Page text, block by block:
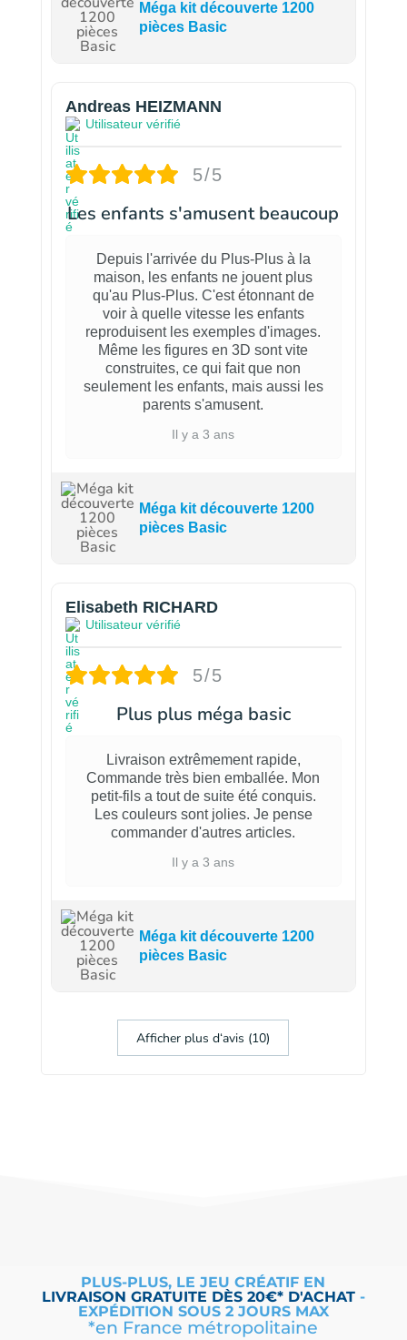
Méga kit découverte 1200
pièces Basic
Andreas HEIZMANN
Utilisateur vérifié
5/5
Les enfants s'amusent beaucoup
Depuis l'arrivée du Plus-Plus à la
maison, les enfants ne jouent plus
qu'au Plus-Plus. C'est étonnant de
voir à quelle vitesse les enfants
reproduisent les exemples d'images.
Même les figures en 3D sont vite
construites, ce qui fait que non
seulement les enfants, mais aussi les
parents s'amusent.
Il y a 3 ans
Méga kit découverte 1200
pièces Basic
Elisabeth RICHARD
Utilisateur vérifié
5/5
Plus plus méga basic
Livraison extrêmement rapide,
Commande très bien emballée. Mon
petit-fils a tout de suite été conquis.
Les couleurs sont jolies. Je pense
commander d'autres articles.
Il y a 3 ans
Méga kit découverte 1200
pièces Basic
Afficher plus d‘avis (10)
PLUS-PLUS, LE JEU CRÉATIF EN
LIVRAISON GRATUITE DÈS 20€* D'ACHAT -
EXPÉDITION SOUS 2 JOURS MAX
*en France métropolitaine